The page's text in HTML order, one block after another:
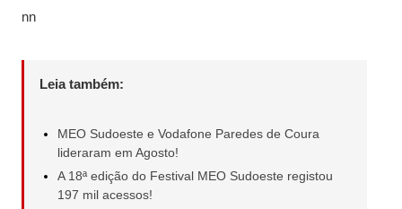
nn
Leia também:
MEO Sudoeste e Vodafone Paredes de Coura
lideraram em Agosto!
A 18ª edição do Festival MEO Sudoeste registou
197 mil acessos!